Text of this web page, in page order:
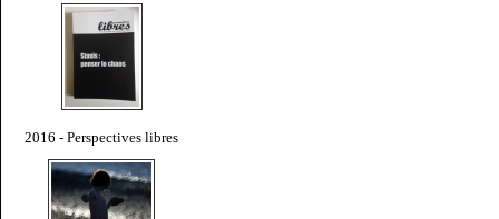
2016 - Perspectives libres